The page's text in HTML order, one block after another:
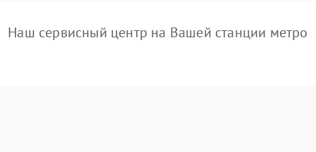
Наш сервисный центр на Вашей станции метро